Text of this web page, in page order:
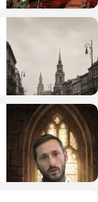
דעות
בית המדרש